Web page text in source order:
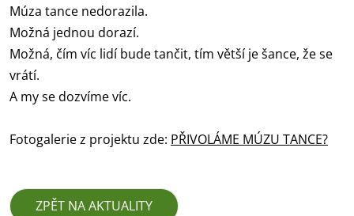
Múza tance nedorazila.
Možná jednou dorazí.
Možná, čím víc lidí bude tančit, tím větší je šance, že se
vrátí.
A my se dozvíme víc.
Fotogalerie z projektu zde: PŘIVOLÁME MÚZU TANCE?
ZPĚT NA AKTUALITY